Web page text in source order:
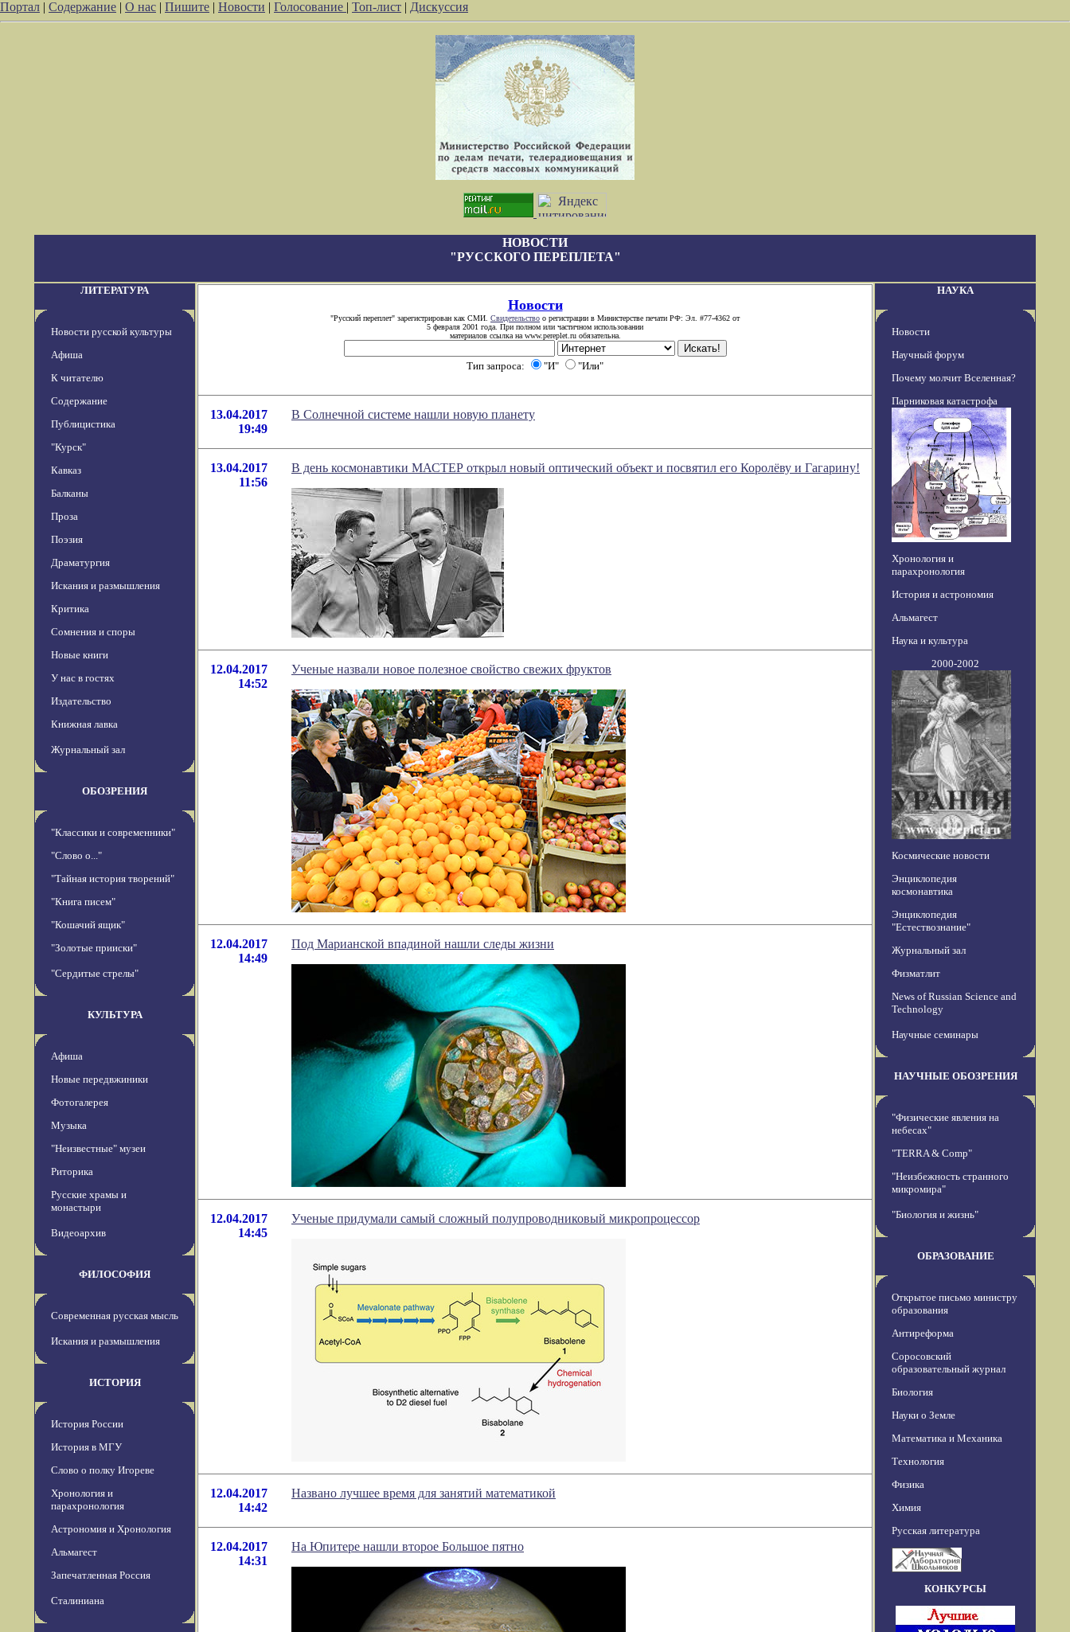
Портал | Содержание | О нас | Пишите | Новости | Голосование | Топ-лист | Дискуссия
НОВОСТИ
"РУССКОГО ПЕРЕПЛЕТА"
ЛИТЕРАТУРА
Новости русской культуры
Афиша
К читателю
Содержание
Публицистика
"Курск"
Кавказ
Балканы
Проза
Поэзия
Драматургия
Искания и размышления
Критика
Сомнения и споры
Новые книги
У нас в гостях
Издательство
Книжная лавка
Журнальный зал
ОБОЗРЕНИЯ
"Классики и современники"
"Слово о..."
"Тайная история творений"
"Книга писем"
"Кошачий ящик"
"Золотые прииски"
"Сердитые стрелы"
КУЛЬТУРА
Афиша
Новые передвжиники
Фотогалерея
Музыка
"Неизвестные" музеи
Риторика
Русские храмы и
монастыри
Видеоархив
ФИЛОСОФИЯ
Современная русская мысль
Искания и размышления
ИСТОРИЯ
История России
История в МГУ
Слово о полку Игореве
Хронология и
парахронология
Астрономия и Хронология
Альмагест
Запечатленная Россия
Сталиниана
Новости
"Русский переплет" зарегистрирован как СМИ. Свидетельство о регистрации в Министерстве печати РФ: Эл. #77-4362 от
5 февраля 2001 года. При полном или частичном использовании
материалов ссылка на www.pereplet.ru обязательна.
Тип запроса: "И" "Или"
13.04.2017
19:49
В Солнечной системе нашли новую планету
13.04.2017
11:56
В день космонавтики МАСТЕР открыл новый оптический объект и посвятил его Королёву и Гагарину!
12.04.2017
14:52
Ученые назвали новое полезное свойство свежих фруктов
12.04.2017
14:49
Под Марианской впадиной нашли следы жизни
12.04.2017
14:45
Ученые придумали самый сложный полупроводниковый микропроцессор
12.04.2017
14:42
Названо лучшее время для занятий математикой
12.04.2017
14:31
На Юпитере нашли второе Большое пятно
НАУКА
Новости
Научный форум
Почему молчит Вселенная?
Парниковая катастрофа
Хронология и
парахронология
История и астрономия
Альмагест
Наука и культура
2000-2002
Космические новости
Энциклопедия
космонавтика
Энциклопедия
"Естествознание"
Журнальный зал
Физматлит
News of Russian Science and
Technology
Научные семинары
НАУЧНЫЕ ОБОЗРЕНИЯ
"Физические явления на
небесах"
"TERRA & Comp"
"Неизбежность странного
микромира"
"Биология и жизнь"
ОБРАЗОВАНИЕ
Открытое письмо министру
образования
Антиреформа
Соросовский
образовательный журнал
Биология
Науки о Земле
Математика и Механика
Технология
Физика
Химия
Русская литература
КОНКУРСЫ